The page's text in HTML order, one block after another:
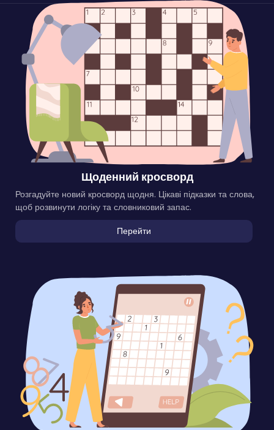
Щоденний кросворд
Розгадуйте новий кросворд щодня. Цікаві підказки та слова,
щоб розвинути логіку та словниковий запас.
Перейти